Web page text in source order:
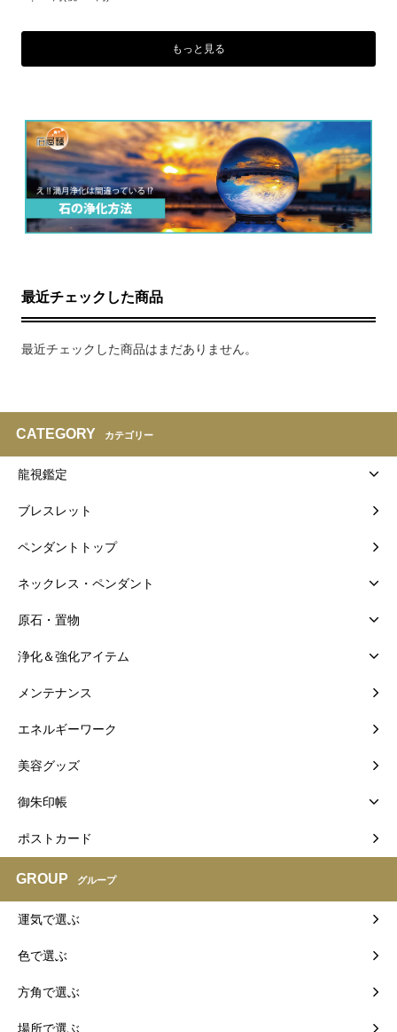
もっと見る
最近チェックした商品
最近チェックした商品はまだありません。
CATEGORY カテゴリー
龍視鑑定
ブレスレット
ペンダントトップ
ネックレス・ペンダント
原石・置物
浄化＆強化アイテム
メンテナンス
エネルギーワーク
美容グッズ
御朱印帳
ポストカード
GROUP グループ
運気で選ぶ
色で選ぶ
方角で選ぶ
場所で選ぶ